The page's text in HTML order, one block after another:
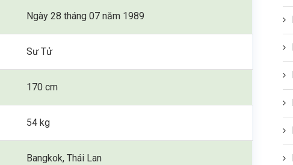
Ngày 28 tháng 07 năm 1989
Sư Tử
170 cm
54 kg
Bangkok, Thái Lan